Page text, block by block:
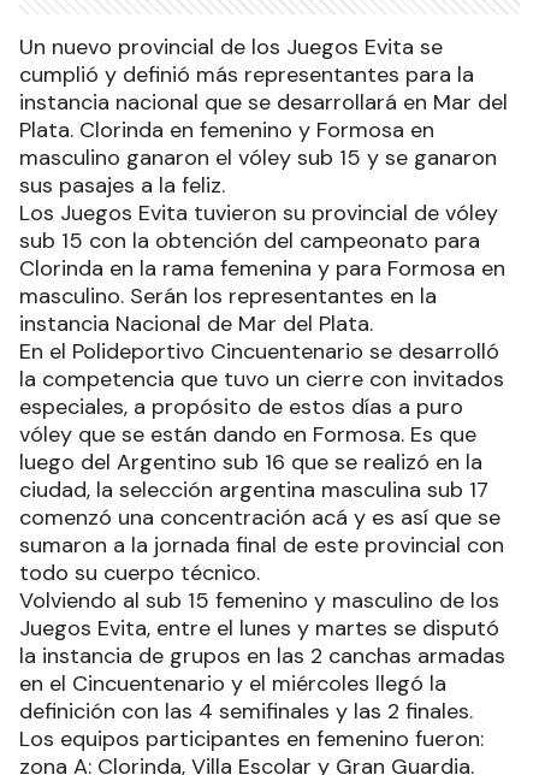
Un nuevo provincial de los Juegos Evita se
cumplió y definió más representantes para la
instancia nacional que se desarrollará en Mar del
Plata. Clorinda en femenino y Formosa en
masculino ganaron el vóley sub 15 y se ganaron
sus pasajes a la feliz.
Los Juegos Evita tuvieron su provincial de vóley
sub 15 con la obtención del campeonato para
Clorinda en la rama femenina y para Formosa en
masculino. Serán los representantes en la
instancia Nacional de Mar del Plata.
En el Polideportivo Cincuentenario se desarrolló
la competencia que tuvo un cierre con invitados
especiales, a propósito de estos días a puro
vóley que se están dando en Formosa. Es que
luego del Argentino sub 16 que se realizó en la
ciudad, la selección argentina masculina sub 17
comenzó una concentración acá y es así que se
sumaron a la jornada final de este provincial con
todo su cuerpo técnico.
Volviendo al sub 15 femenino y masculino de los
Juegos Evita, entre el lunes y martes se disputó
la instancia de grupos en las 2 canchas armadas
en el Cincuentenario y el miércoles llegó la
definición con las 4 semifinales y las 2 finales.
Los equipos participantes en femenino fueron:
zona A: Clorinda, Villa Escolar y Gran Guardia.